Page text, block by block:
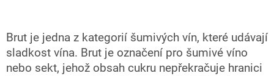
Brut je jedna z kategorií šumivých vín, které udávají
sladkost vína. Brut je označení pro šumivé víno
nebo sekt, jehož obsah cukru nepřekračuje hranici